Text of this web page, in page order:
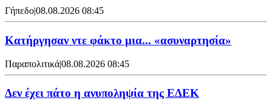
Γήπεδο|08.08.2026 08:45
Κατήργησαν ντε φάκτο μια... «ασυναρτησία»
Παραπολιτικά|08.08.2026 08:45
Δεν έχει πάτο η ανυποληψία της ΕΔΕΚ